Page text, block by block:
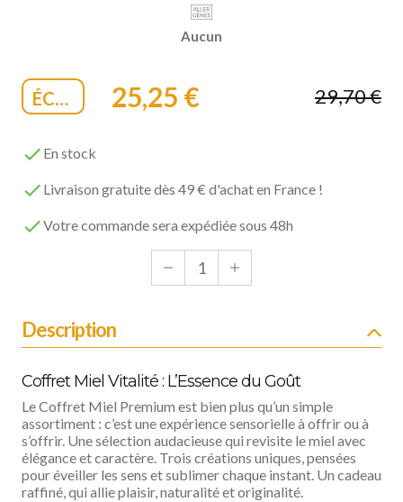
Aucun
ÉCONOMISEZ 15% 25,25 € 29,70 €
 En stock
 Livraison gratuite dès 49 € d'achat en France !
Votre commande sera expédiée sous 48h
Description
Coffret Miel Vitalité : L’Essence du Goût
Le Coffret Miel Premium est bien plus qu’un simple
assortiment : c’est une expérience sensorielle à offrir ou à
s’offrir. Une sélection audacieuse qui revisite le miel avec
élégance et caractère. Trois créations uniques, pensées
pour éveiller les sens et sublimer chaque instant. Un cadeau
raffiné, qui allie plaisir, naturalité et originalité.